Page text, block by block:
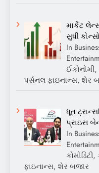
માર્કેટ
સુધી
In
ઈકોનોમી,
પર્સનલ ફાઇનાન્સ, શેર
ધૂત
પ્રાઇસ
In
ફાઇનાન્સ, શેર બજાર